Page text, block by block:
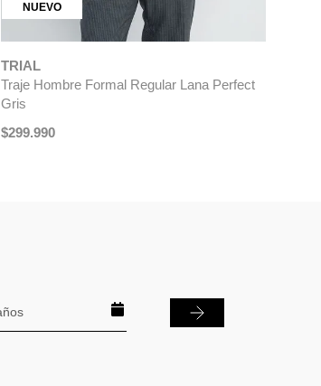
NUEVO
TRIAL
Traje Hombre Formal Regular Lana Perfect
Gris
$299.990